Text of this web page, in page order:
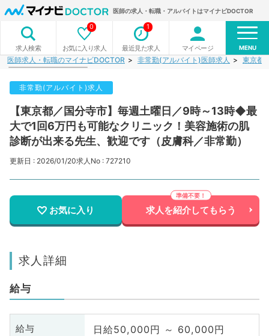
医師の求人・転職・アルバイトはマイナビDOCTOR
求人検索 お気に入り求人
0
最近見た求人
1
マイページ MENU
医師求人・転職のマイナビDOCTOR 非常勤(アルバイト)医師求人 東京都
非常勤(アルバイト)求人
【東京都／国分寺市】毎週土曜日／9時～13時◆最
大で1回6万円も可能なクリニック！美容施術の肌
診断が出来る先生、歓迎です（皮膚科／非常勤）
更新日 : 2026/01/20求人No : 727210
お気に入り 求人を紹介してもらう
求人詳細
給与
給与 日給50,000円 ～ 60,000円